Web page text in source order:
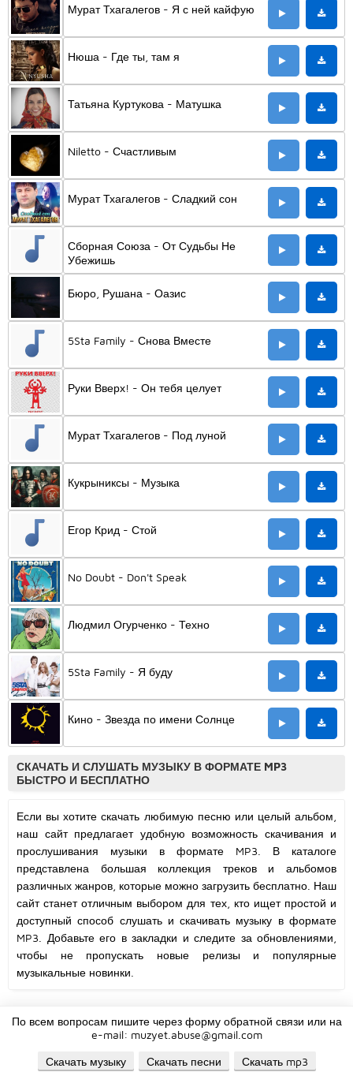
Мурат Тхагалегов - Я с ней кайфую
Нюша - Где ты, там я
Татьяна Куртукова - Матушка
Niletto - Счастливым
Мурат Тхагалегов - Сладкий сон
Сборная Союза - От Судьбы Не
Убежишь
Бюро, Рушана - Оазис
5Sta Family - Снова Вместе
Руки Вверх! - Он тебя целует
Мурат Тхагалегов - Под луной
Кукрыниксы - Музыка
Егор Крид - Стой
No Doubt - Don't Speak
Людмил Огурченко - Техно
5Sta Family - Я буду
Кино - Звезда по имени Солнце
СКАЧАТЬ И СЛУШАТЬ МУЗЫКУ В ФОРМАТЕ MP3
БЫСТРО И БЕСПЛАТНО
Если вы хотите скачать любимую песню или целый альбом,
наш сайт предлагает удобную возможность скачивания и
прослушивания музыки в формате MP3. В каталоге
представлена большая коллекция треков и альбомов
различных жанров, которые можно загрузить бесплатно. Наш
сайт станет отличным выбором для тех, кто ищет простой и
доступный способ слушать и скачивать музыку в формате
MP3. Добавьте его в закладки и следите за обновлениями,
чтобы не пропускать новые релизы и популярные
музыкальные новинки.
По всем вопросам пишите через форму обратной связи или на
e-mail: muzyet.abuse@gmail.com
Скачать музыку
Скачать песни Скачать mp3